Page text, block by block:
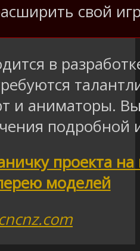
свой
в
и аниматоры.
подробной
проекта
моделей